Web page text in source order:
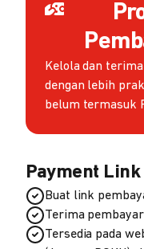
Kelola dan
dengan lebih
belum termasuk
Payment Link
Buat link
Terima
Tersedia pada